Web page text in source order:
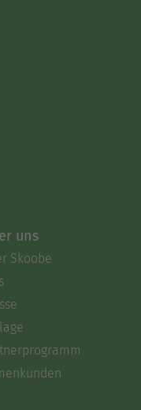
uns
Skoobe